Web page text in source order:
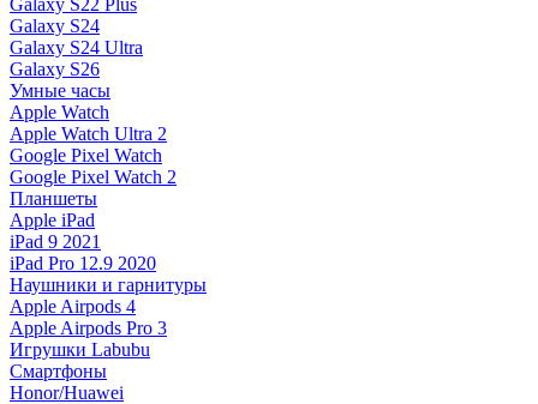
Galaxy S22 Plus
Galaxy S24
Galaxy S24 Ultra
Galaxy S26
Умные часы
Apple Watch
Apple Watch Ultra 2
Google Pixel Watch
Google Pixel Watch 2
Планшеты
Apple iPad
iPad 9 2021
iPad Pro 12.9 2020
Наушники и гарнитуры
Apple Airpods 4
Apple Airpods Pro 3
Игрушки Labubu
Смартфоны
Honor/Huawei